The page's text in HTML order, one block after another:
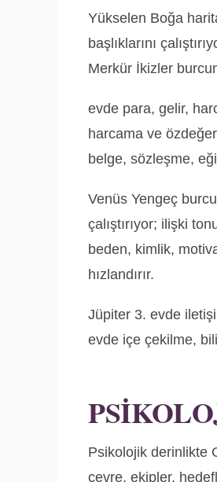
Yükselen Boğa
başlıklarını
Merkür İkizler
evde para, gelir,
harcama ve
belge, sözleşme,
Venüs Yengeç
çalıştırıyor; ilişki
beden, kimlik,
hızlandırır.
Jüpiter 3. evde
evde içe çekilme,
Psikolojik derinlikte
çevre, ekipler,